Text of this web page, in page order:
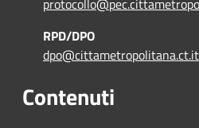
RPD/DPO
dpo@cittametropolitana.ct.it
Contenuti